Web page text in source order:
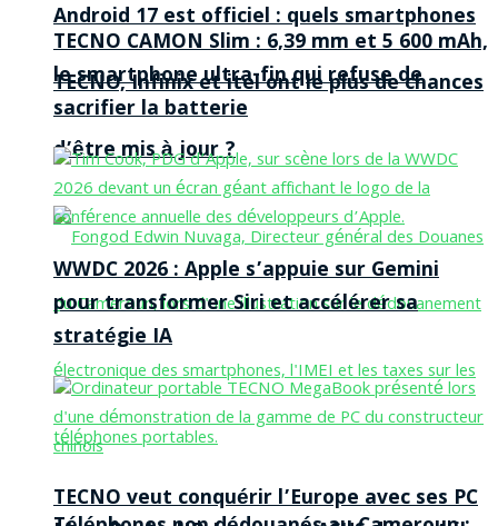
Android 17 est officiel : quels smartphones
TECNO, Infinix et itel ont le plus de chances
d’être mis à jour ?
TECNO CAMON Slim : 6,39 mm et 5 600 mAh,
le smartphone ultra-fin qui refuse de
sacrifier la batterie
WWDC 2026 : Apple s’appuie sur Gemini
pour transformer Siri et accélérer sa
stratégie IA
TECNO veut conquérir l’Europe avec ses PC